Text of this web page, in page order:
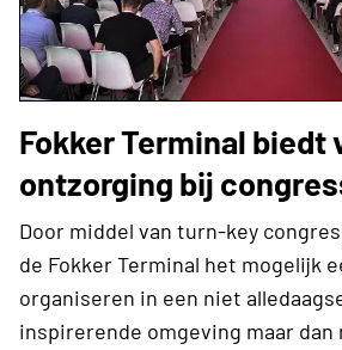
Fokker Terminal biedt
ontzorging bij
Door middel van turn-key
de Fokker Terminal het mogelijk
organiseren in een niet
inspirerende omgeving maar dan